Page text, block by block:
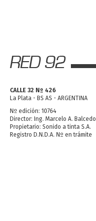
CALLE 32 Nº 426
La Plata - BS AS - ARGENTINA
Nº edición: 10764
Director: Ing. Marcelo A. Balcedo
Propietario: Sonido a tinta S.A.
Registro D.N.D.A. Nº en trámite